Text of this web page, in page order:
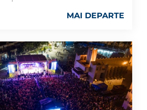
MAI DEPARTE